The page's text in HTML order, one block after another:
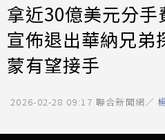
拿近30億美元分
宣佈退出華納兄弟
蒙有望接手
2026-02-28 09:17 聯合新聞網／